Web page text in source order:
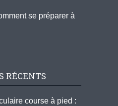
se préparer à
RÉCENTS
course à pied :